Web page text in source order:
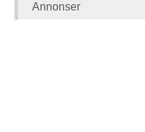
Annonser